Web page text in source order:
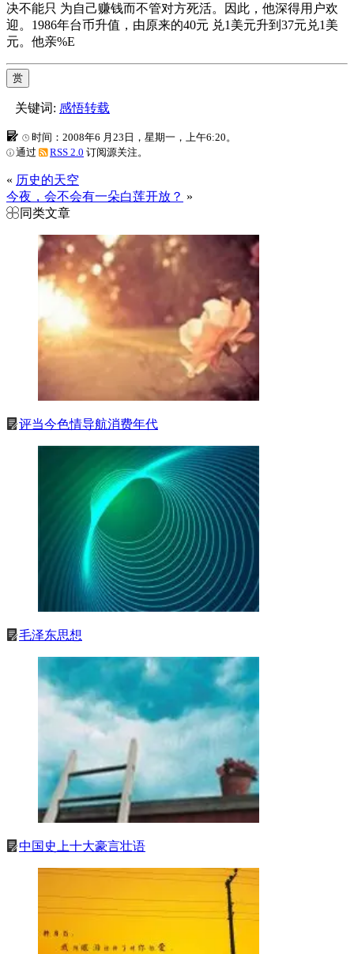
决不能只 为自己赚钱而不管对方死活。因此，他深得用户欢
迎。1986年台币升值，由原来的40元 兑1美元升到37元兑1美
元。他亲%E
赏
关键词: 感悟转载
时间：2008年6 月23日，星期一，上午6:20。
通过
RSS 2.0 订阅源关注。
« 历史的天空
今夜，会不会有一朵白莲开放？ »
同类文章
评当今色情导航消费年代
毛泽东思想
中国史上十大豪言壮语